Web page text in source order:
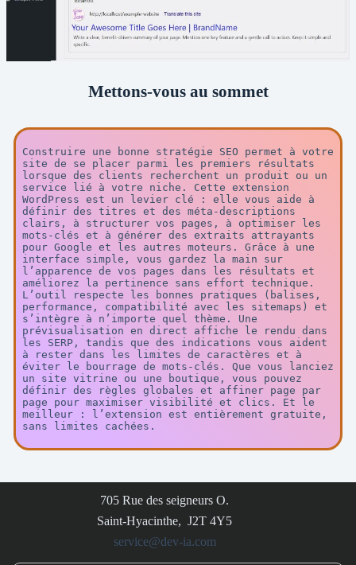
Mettons-vous au sommet
Construire une bonne stratégie SEO permet à votre
site de se placer parmi les premiers résultats
lorsque des clients recherchent un produit ou un
service lié à votre niche. Cette extension
WordPress est un levier clé : elle vous aide à
définir des titres et des méta-descriptions
clairs, à structurer vos pages, à optimiser les
mots-clés et à générer des extraits attrayants
pour Google et les autres moteurs. Grâce à une
interface simple, vous gardez la main sur
l’apparence de vos pages dans les résultats et
améliorez la pertinence sans effort technique.
L’outil respecte les bonnes pratiques (balises,
performance, compatibilité avec les sitemaps) et
s’intègre à n’importe quel thème. Une
prévisualisation en direct affiche le rendu dans
les SERP, tandis que des indications vous aident
à rester dans les limites de caractères et à
éviter le bourrage de mots-clés. Que vous lanciez
un site vitrine ou une boutique, vous pouvez
définir des règles globales et affiner page par
page pour maximiser visibilité et clics. Et le
meilleur : l’extension est entièrement gratuite,
sans limites cachées.
705 Rue des seigneurs O.
Saint-Hyacinthe, J2T 4Y5
service@dev-ia.com